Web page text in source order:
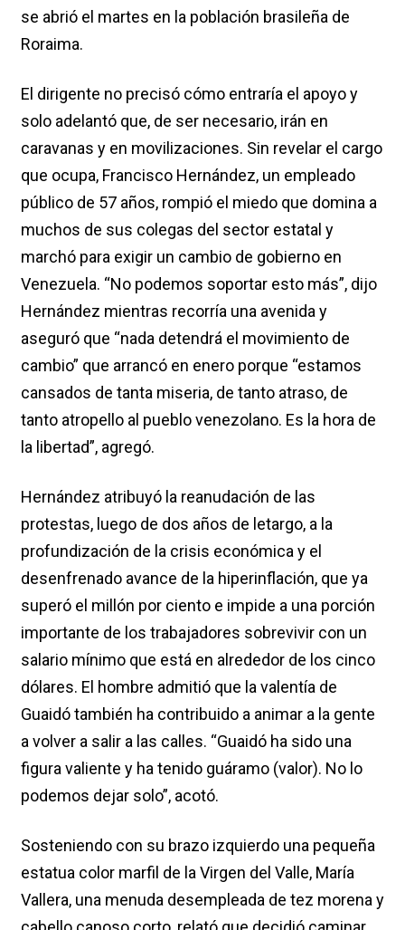
se abrió el martes en la población brasileña de
Roraima.
El dirigente no precisó cómo entraría el apoyo y
solo adelantó que, de ser necesario, irán en
caravanas y en movilizaciones. Sin revelar el cargo
que ocupa, Francisco Hernández, un empleado
público de 57 años, rompió el miedo que domina a
muchos de sus colegas del sector estatal y
marchó para exigir un cambio de gobierno en
Venezuela. “No podemos soportar esto más”, dijo
Hernández mientras recorría una avenida y
aseguró que “nada detendrá el movimiento de
cambio” que arrancó en enero porque “estamos
cansados de tanta miseria, de tanto atraso, de
tanto atropello al pueblo venezolano. Es la hora de
la libertad”, agregó.
Hernández atribuyó la reanudación de las
protestas, luego de dos años de letargo, a la
profundización de la crisis económica y el
desenfrenado avance de la hiperinflación, que ya
superó el millón por ciento e impide a una porción
importante de los trabajadores sobrevivir con un
salario mínimo que está en alrededor de los cinco
dólares. El hombre admitió que la valentía de
Guaidó también ha contribuido a animar a la gente
a volver a salir a las calles. “Guaidó ha sido una
figura valiente y ha tenido guáramo (valor). No lo
podemos dejar solo”, acotó.
Sosteniendo con su brazo izquierdo una pequeña
estatua color marfil de la Virgen del Valle, María
Vallera, una menuda desempleada de tez morena y